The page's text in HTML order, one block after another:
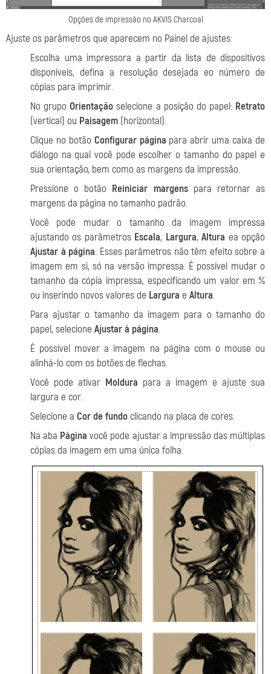
Opções de impressão no AKVIS Charcoal
Ajuste os parâmetros que aparecem no Painel de ajustes:
Escolha uma impressora a partir da lista de dispositivos
disponíveis, defina a resolução desejada eo número de
cópias para imprimir.
No grupoOrientação selecione a posição do papel: Retrato
(vertical) ou Paisagem (horizontal).
Clique no botão Configurar página para abrir uma caixa de
diálogo na qual você pode escolher o tamanho do papel e
sua orientação, bem como as margens da impressão.
Pressione o botão Reiniciar margenspara retornar as
margens da página no tamanho padrão.
Você pode mudar o tamanho da imagem impressa
ajustando os parâmetros Escala, Largura,Altura ea opção
Ajustar à página. Esses parâmetros não têm efeito sobre a
imagem em si, só na versão impressa. É possível mudar o
tamanho da cópia impressa, especificando um valor em %
ou inserindo novos valores de Largura e Altura.
Para ajustar o tamanho da imagem para o tamanho do
papel, selecione Ajustar à página.
É possível mover a imagem na página com o mouse ou
alinhá-lo com os botões de flechas.
Você pode ativar Moldura para a imagem e ajuste sua
largura e cor.
Selecione a Cor de fundo clicando na placa de cores.
Na aba Página você pode ajustar a impressão das múltiplas
cópias da imagem em uma única folha.